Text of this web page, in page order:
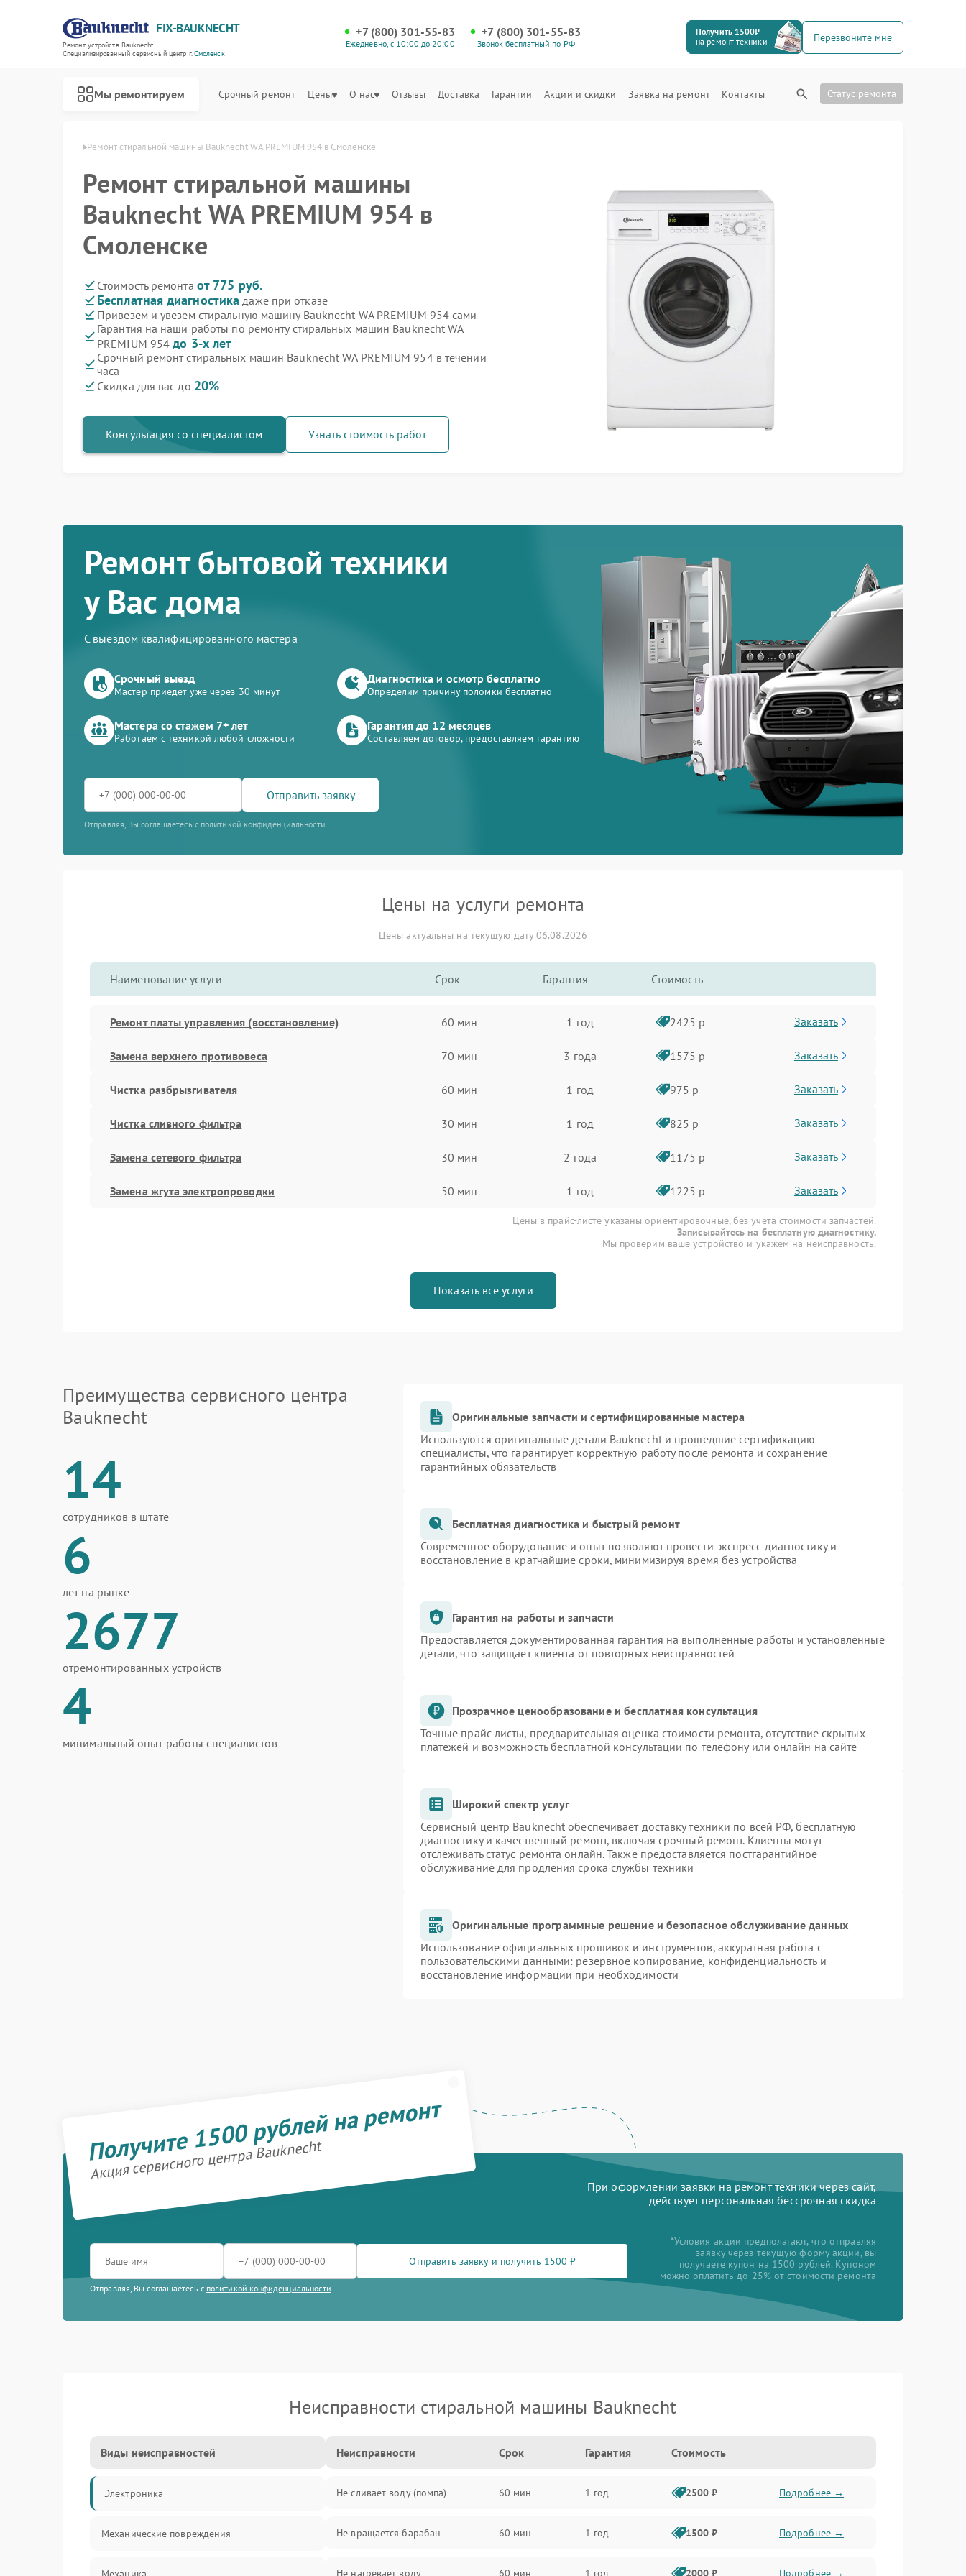
FIX-BAUKNECHT
Ремонт устройств Bauknecht
Специализированный cервисный центр г.Смоленск
+7 (800) 301-55-83
Ежедневно, с 10:00 до 20:00
+7 (800) 301-55-83
Звонок бесплатный по РФ
Получить 1500₽
на ремонт техники
Перезвоните мне
Мы ремонтируем Срочный ремонт Цены О нас Отзывы Доставка Гарантии Акции и скидки Заявка на ремонт Контакты Статус ремонта
в Смоленске Ремонт стиральной машины Bauknecht WA PREMIUM 954 в Смоленске
Ремонт стиральной машины
Bauknecht WA PREMIUM 954 в
Смоленске
Стоимость ремонта от 775 руб.
Бесплатная диагностика даже при отказе
Привезем и увезем стиральную машину Bauknecht WA PREMIUM 954 сами
Гарантия на наши работы по ремонту стиральных машин Bauknecht WA
PREMIUM 954до 3-х лет
Срочный ремонт стиральных машин Bauknecht WA PREMIUM 954 в течении
часа
Скидка для вас до 20%
Консультация со специалистом Узнать стоимость работ
Ремонт бытовой техники
у Вас дома
С выездом квалифицированного мастера
Срочный выезд
Мастер приедет уже через 30 минут
Диагностика и осмотр бесплатно
Определим причину поломки бесплатно
Мастера со стажем 7+ лет
Работаем с техникой любой сложности
Гарантия до 12 месяцев
Составляем договор, предоставляем гарантию
Отправить заявку
Отправляя, Вы соглашаетесь с политикой конфиденциальности
Цены на услуги ремонта
Цены актуальны на текущую дату 06.08.2026
Наименование услуги Срок Гарантия Стоимость
Ремонт платы управления (восстановление) 60 мин 1 год 2425 р Заказать
Замена верхнего противовеса 70 мин 3 года 1575 р Заказать
Чистка разбрызгивателя 60 мин 1 год 975 р Заказать
Чистка сливного фильтра 30 мин 1 год 825 р Заказать
Замена сетевого фильтра 30 мин 2 года 1175 р Заказать
Замена жгута электропроводки 50 мин 1 год 1225 р Заказать
Цены в прайс-листе указаны ориентировочные, без учета стоимости запчастей.
Записывайтесь на бесплатную диагностику.
Мы проверим ваше устройство и укажем на неисправность.
Показать все услуги
Преимущества сервисного центра
Bauknecht
14
сотрудников в штате
6
лет на рынке
2677
отремонтированных устройств
4
минимальный опыт работы специалистов
Оригинальные запчасти и сертифицированные мастера
Используются оригинальные детали Bauknecht и прошедшие сертификацию
специалисты, что гарантирует корректную работу после ремонта и сохранение
гарантийных обязательств
Бесплатная диагностика и быстрый ремонт
Современное оборудование и опыт позволяют провести экспресс-диагностику и
восстановление в кратчайшие сроки, минимизируя время без устройства
Гарантия на работы и запчасти
Предоставляется документированная гарантия на выполненные работы и установленные
детали, что защищает клиента от повторных неисправностей
Прозрачное ценообразование и бесплатная консультация
Точные прайс-листы, предварительная оценка стоимости ремонта, отсутствие скрытых
платежей и возможность бесплатной консультации по телефону или онлайн на сайте
Широкий спектр услуг
Сервисный центр Bauknecht обеспечивает доставку техники по всей РФ, бесплатную
диагностику и качественный ремонт, включая срочный ремонт. Клиенты могут
отслеживать статус ремонта онлайн. Также предоставляется постгарантийное
обслуживание для продления срока службы техники
Оригинальные программные решение и безопасное обслуживание данных
Использование официальных прошивок и инструментов, аккуратная работа с
пользовательскими данными: резервное копирование, конфиденциальность и
восстановление информации при необходимости
Получите 1500 рублей на ремонт
Акция сервисного центра Bauknecht
При оформлении заявки на ремонт техники через сайт,
действует персональная бессрочная скидка
Отправить заявку и получить 1500 ₽
Отправляя, Вы соглашаетесь с политикой конфиденциальности
*Условия акции предполагают, что отправляя
заявку через текущую форму акции, вы
получаете купон на 1500 рублей. Купоном
можно оплатить до 25% от стоимости ремонта
Неисправности стиральной машины Bauknecht
Виды неисправностей
Электроника
Механические повреждения
Неисправности Срок Гарантия Стоимость
Не сливает воду (помпа) 60 мин 1 год 2500 ₽ Подробнее →
Не вращается барабан 60 мин 1 год 1500 ₽ Подробнее →
Не нагревает воду 60 мин 1 год 2000 ₽ Подробнее →